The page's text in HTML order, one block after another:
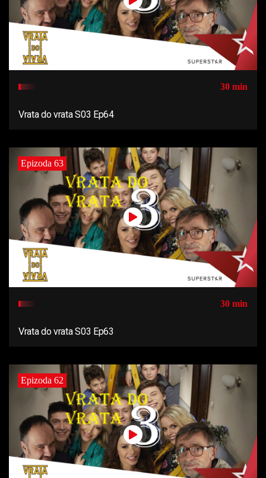
30 min
Vrata do vrata S03 Ep64
Epizoda 63
30 min
Vrata do vrata S03 Ep63
Epizoda 62